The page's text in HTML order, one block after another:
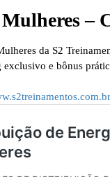
–
da S2
e bônus